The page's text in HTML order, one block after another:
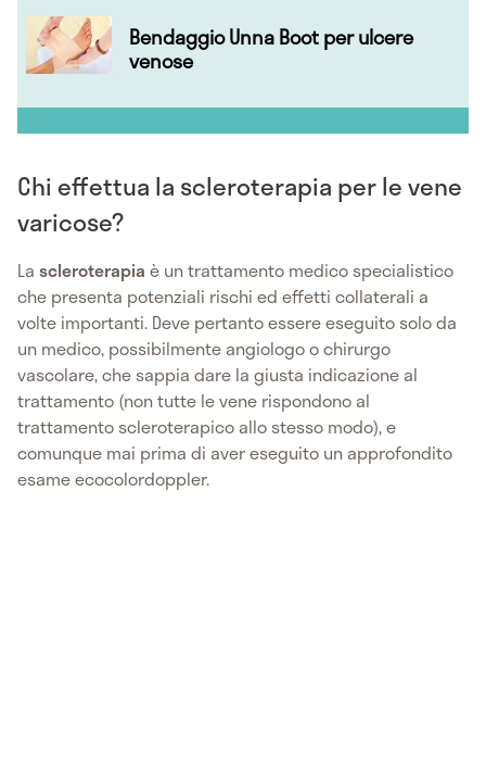
Bendaggio Unna Boot per ulcere
venose
Chi effettua la scleroterapia per le vene
varicose?
La scleroterapia è un trattamento medico specialistico
che presenta potenziali rischi ed effetti collaterali a
volte importanti. Deve pertanto essere eseguito solo da
un medico, possibilmente angiologo o chirurgo
vascolare, che sappia dare la giusta indicazione al
trattamento (non tutte le vene rispondono al
trattamento scleroterapico allo stesso modo), e
comunque mai prima di aver eseguito un approfondito
esame ecocolordoppler.